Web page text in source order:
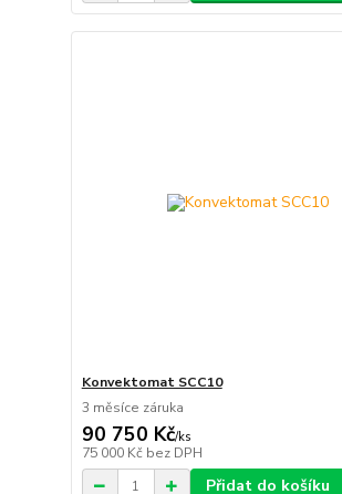
Konvektomat SCC10
3 měsíce záruka
90 750 Kč/ks
75 000 Kč bez DPH
Přidat do košíku